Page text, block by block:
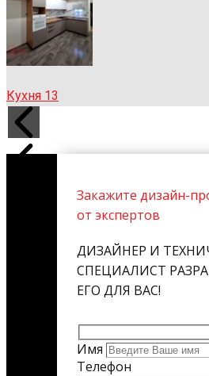
Кухня 13
Закажите дизайн-
от экспертов
ДИЗАЙНЕР И
СПЕЦИАЛИСТ
ЕГО ДЛЯ ВАС!
Имя
Телефон